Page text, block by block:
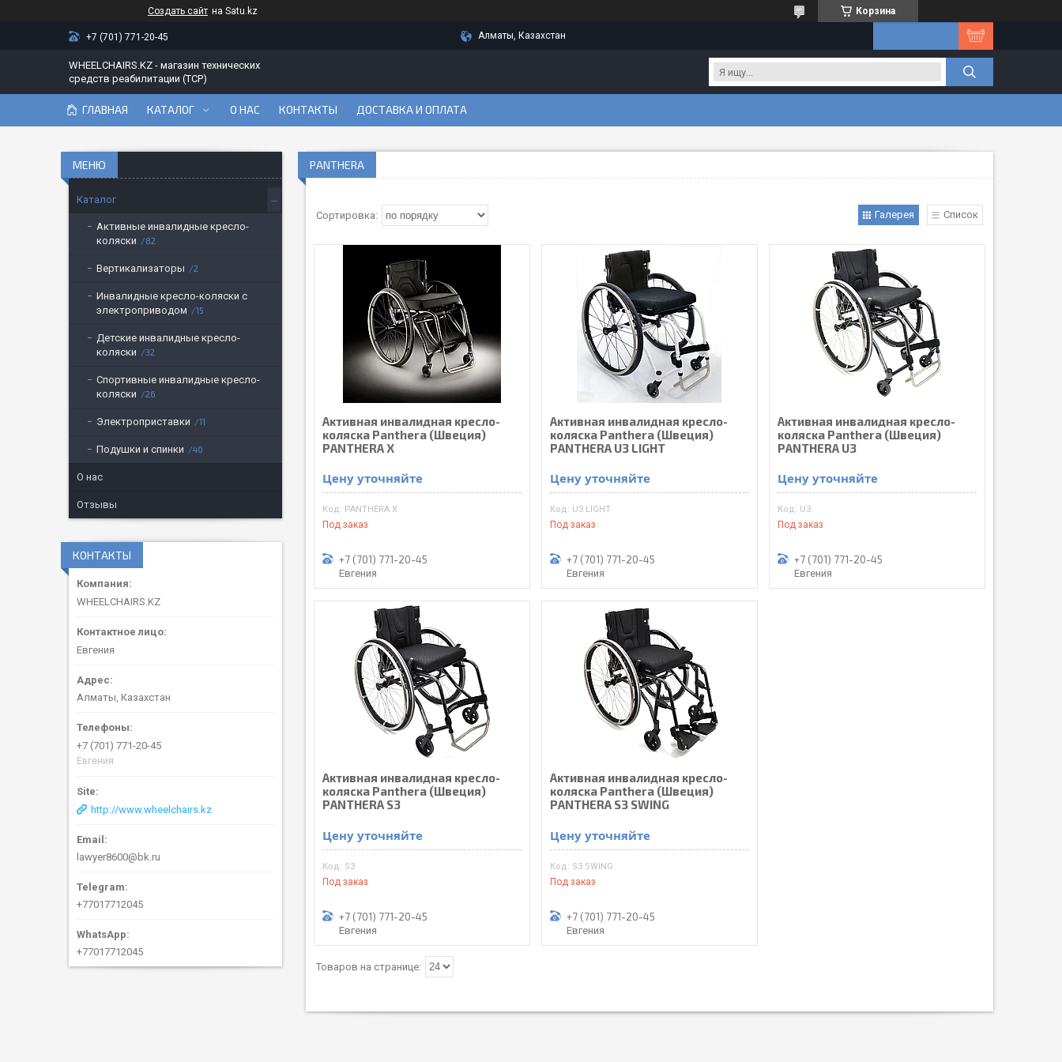
Создать сайт на Satu.kz Корзина
+7 (701) 771-20-45 Алматы, Казахстан
WHEELCHAIRS.KZ - магазин технических
средств реабилитации (ТСР)
ГЛАВНАЯ КАТАЛОГ О НАС КОНТАКТЫ ДОСТАВКА И ОПЛАТА
PANTHERA
Галерея Список
Активная инвалидная кресло-
коляска Panthera (Швеция)
PANTHERA X
Цену уточняйте
PANTHERA X
Под заказ
+7 (701) 771-20-45
Евгения
Активная инвалидная кресло-
коляска Panthera (Швеция)
PANTHERA U3 LIGHT
Цену уточняйте
U3 LIGHT
Под заказ
+7 (701) 771-20-45
Евгения
Активная инвалидная кресло-
коляска Panthera (Швеция)
PANTHERA U3
Цену уточняйте
U3
Под заказ
+7 (701) 771-20-45
Евгения
Активная инвалидная кресло-
коляска Panthera (Швеция)
PANTHERA S3
Цену уточняйте
S3
Под заказ
+7 (701) 771-20-45
Евгения
Активная инвалидная кресло-
коляска Panthera (Швеция)
PANTHERA S3 SWING
Цену уточняйте
S3 SWING
Под заказ
+7 (701) 771-20-45
Евгения
Каталог
Активные инвалидные кресло-
коляски
82
Вертикализаторы 2
Инвалидные кресло-коляски с
электроприводом
15
Детские инвалидные кресло-
коляски
32
Спортивные инвалидные кресло-
коляски
26
Электроприставки 11
Подушки и спинки 40
О нас
Отзывы
КОНТАКТЫ
WHEELCHAIRS.KZ
Евгения
Алматы, Казахстан
+7 (701) 771-20-45
Евгения
http://www.wheelchairs.kz
lawyer8600@bk.ru
+77017712045
+77017712045